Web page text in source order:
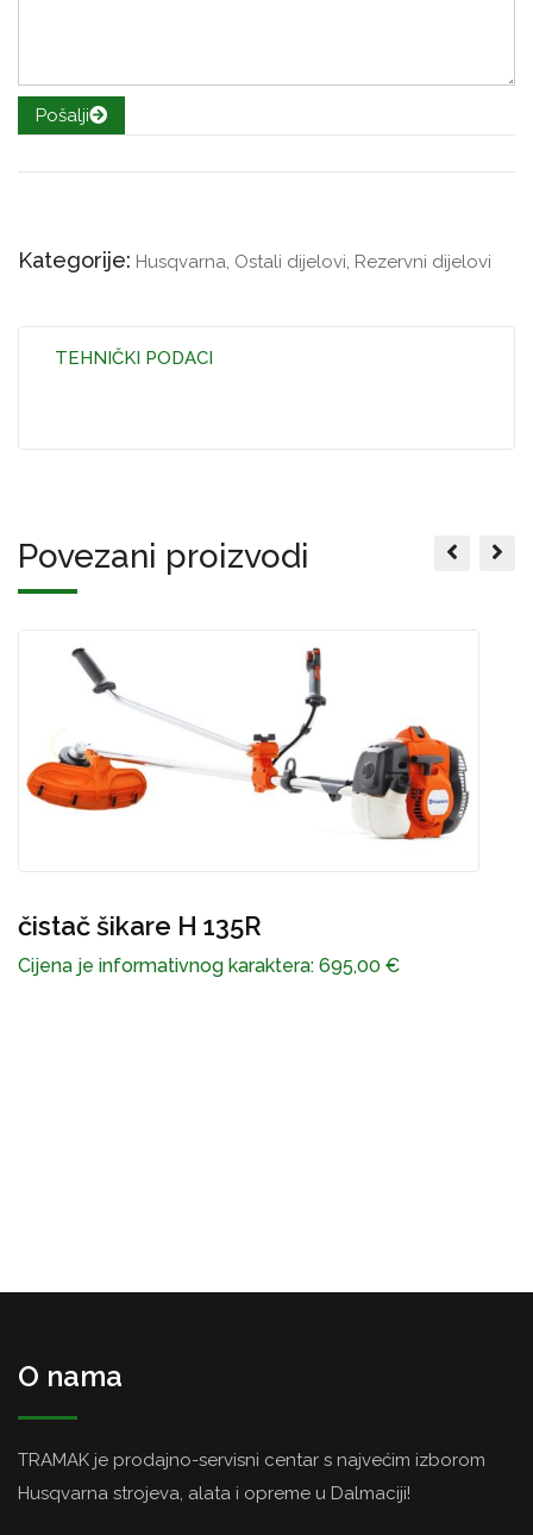
Pošalji
Kategorije: Husqvarna Ostali dijelovi Rezervni dijelovi
TEHNIČKI PODACI
Povezani proizvodi
Pila motorna H 450 II (15” .325” SN
SP33G)
O nama
TRAMAK je prodajno-servisni centar s najvećim izborom
Husqvarna strojeva, alata i opreme u Dalmaciji!